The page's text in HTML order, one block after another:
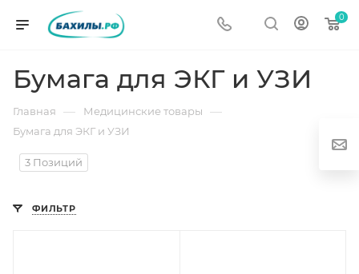
0
Бумага для ЭКГ и УЗИ
3 Позиций
Главная — Медицинские товары —
Бумага для ЭКГ и УЗИ
ФИЛЬТР